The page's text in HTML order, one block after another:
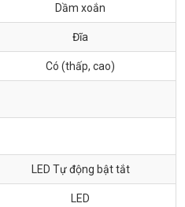
Dầm xoắn
Đĩa
Có (thấp, cao)
LED Tự động bật tắt
LED